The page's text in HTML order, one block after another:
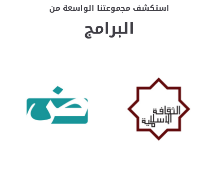
استكشف مجموعتنا الواسعة من
البرامج